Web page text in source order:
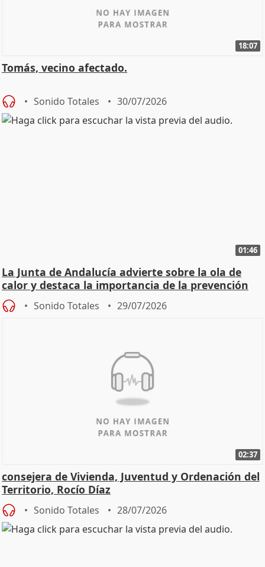
18:07
Tomás, vecino afectado.
Sonido Totales 30/07/2026
01:46
La Junta de Andalucía advierte sobre la ola de
calor y destaca la importancia de la prevención
Sonido Totales 29/07/2026
02:37
consejera de Vivienda, Juventud y Ordenación del
Territorio, Rocío Díaz
Sonido Totales 28/07/2026